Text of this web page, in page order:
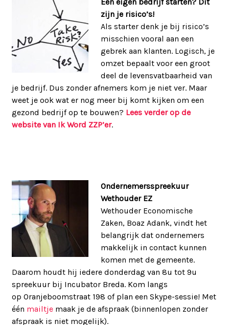
zijn je risico’s!
Als starter denk je bij risico’s
misschien vooral aan een
gebrek aan klanten. Logisch, je
omzet bepaalt voor een groot
deel de levensvatbaarheid van
je bedrijf. Dus zonder afnemers kom je niet ver. Maar
weet je ook wat er nog meer bij komt kijken om een
gezond bedrijf op te bouwen? Lees verder op de
website van Ik Word ZZP’er.
Ondernemersspreekuur
Wethouder EZ
Wethouder Economische
Zaken, Boaz Adank, vindt het
belangrijk dat ondernemers
makkelijk in contact kunnen
komen met de gemeente.
Daarom houdt hij iedere donderdag van 8u tot 9u
spreekuur bij Incubator Breda. Kom langs
op Oranjeboomstraat 198 of plan een Skype-sessie! Met
één mailtjemaak je de afspraak (binnenlopen zonder
afspraak is niet mogelijk).